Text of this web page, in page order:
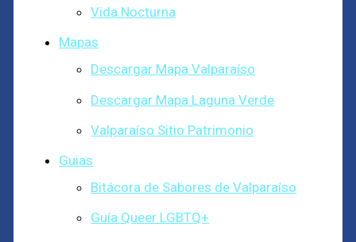
Vida Nocturna
Mapas
Descargar Mapa Valparaíso
Descargar Mapa Laguna Verde
Valparaíso Sitio Patrimonio
Guias
Bitácora de Sabores de Valparaíso
Guía Queer LGBTQ+